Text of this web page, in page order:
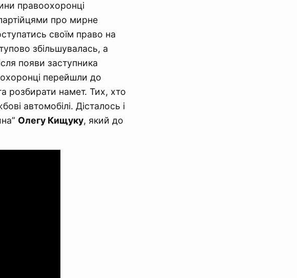
правоохоронці
про мирне
своїм право на
збільшувалась, а
появи заступника
перейшли до
розбирати намет. Тих, хто
автомобілі. Дісталось і
Олегу Кищуку, який до